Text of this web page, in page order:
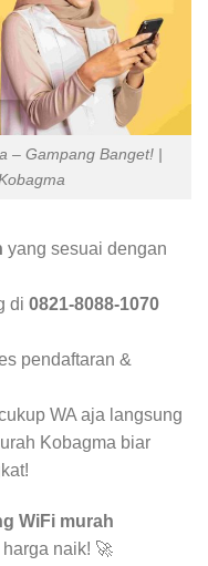
– Gampang Banget! |
yang sesuai dengan
di 0821-8088-1070
pendaftaran &
WA aja langsung
Kobagma biar
WiFi murah
naik! 🚀